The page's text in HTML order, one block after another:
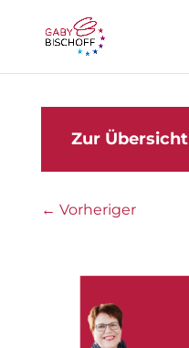
Zur Übersicht
← Vorheriger